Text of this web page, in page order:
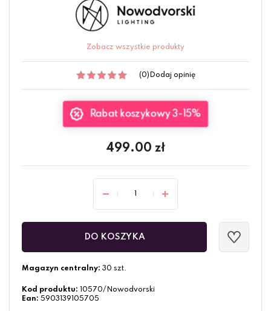
Zobacz wszystkie produkty
(0) Dodaj opinię
Rabat koszykowy 3-15%
499.00 zł
DO KOSZYKA
Magazyn centralny: 30 szt.
Kod produktu:
10570/Nowodvorski
Ean: 5903139105705